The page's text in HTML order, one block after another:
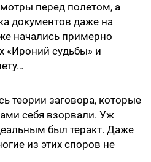
перед полетом, а
документов даже на
начались примерно
«Ироний судьбы» и
теории заговора, которые
себя взорвали. Уж
был теракт. Даже
из этих споров не